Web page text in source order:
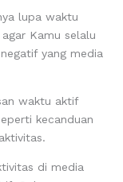
lupa waktu
Kamu selalu
yang media
waktu aktif
kecanduan
di media